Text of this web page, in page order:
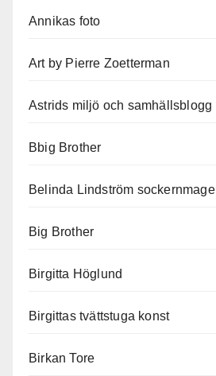
Annikas foto
Art by Pierre Zoetterman
Astrids miljö och samhällsblogg
Bbig Brother
Belinda Lindström sockernmage
Big Brother
Birgitta Höglund
Birgittas tvättstuga konst
Birkan Tore